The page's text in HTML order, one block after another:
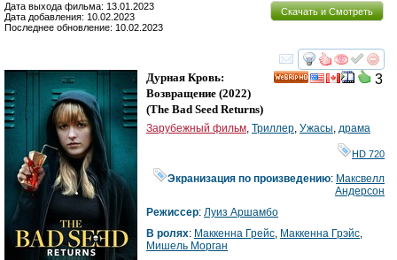
Скачать и Смотреть
Дата выхода фильма: 13.01.2023
Дата добавления: 10.02.2023
Последнее обновление: 10.02.2023
смотреть
3
Дурная Кровь:
Возвращение (2022)
(The Bad Seed Returns)
Зарубежный фильм, Триллер, Ужасы, драма
HD 720
Экранизация по произведению: Максвелл
Андерсон
Режиссер: Луиз Аршамбо
В ролях: Маккенна Грейс, Маккенна Грэйс,
Мишель Морган